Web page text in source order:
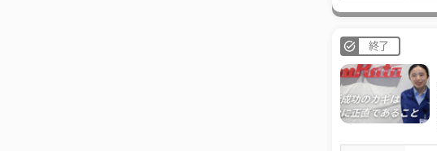
終了